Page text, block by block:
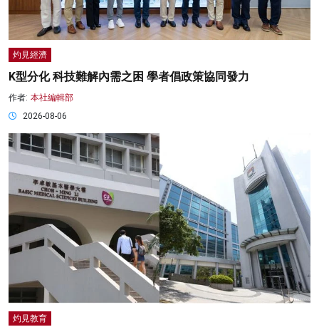
灼見經濟
K型分化 科技難解內需之困 學者倡政策協同發力
作者: 本社編輯部
2026-08-06
灼見教育